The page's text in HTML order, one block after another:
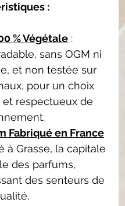
:
% Végétale :
sans OGM ni
et non testée sur
pour un choix
respectueux de
Fabriqué en France
à Grasse, la capitale
des parfums,
des senteurs de